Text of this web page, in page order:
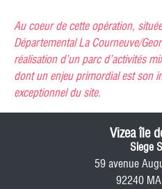
Au coeur de cette opération,
Départemental La Courneuve/
réalisation d’un parc d’activités
dont un enjeu primordial est son
exceptionnel du site.
Vizea île
Siege
59 avenue
92240